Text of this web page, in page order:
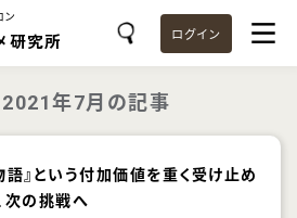
ン
研究所 ログイン
2021年7月の記事
語』という付加価値を重く受け止め
次の挑戦へ